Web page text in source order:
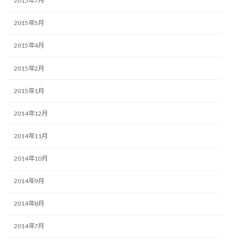
2015年5月
2015年4月
2015年2月
2015年1月
2014年12月
2014年11月
2014年10月
2014年9月
2014年8月
2014年7月